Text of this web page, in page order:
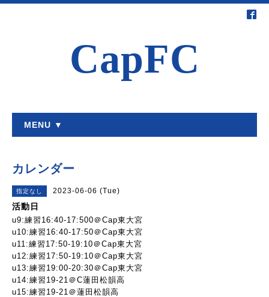
CapFC
MENU ▼
カレンダー
指定なし 2023-06-06 (Tue)
活動日
u9:練習16:40-17:500＠Cap東大宮
u10:練習16:40-17:50＠Cap東大宮
u11:練習17:50-19:10＠Cap東大宮
u12:練習17:50-19:10＠Cap東大宮
u13:練習19:00-20:30＠Cap東大宮
u14:練習19-21＠C蓮田松韻高
u15:練習19-21＠蓮田松韻高